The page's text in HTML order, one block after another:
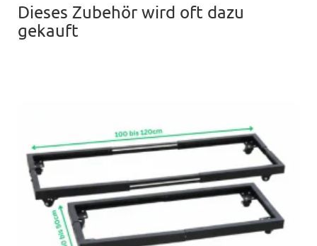
Dieses Zubehör wird oft dazu
gekauft